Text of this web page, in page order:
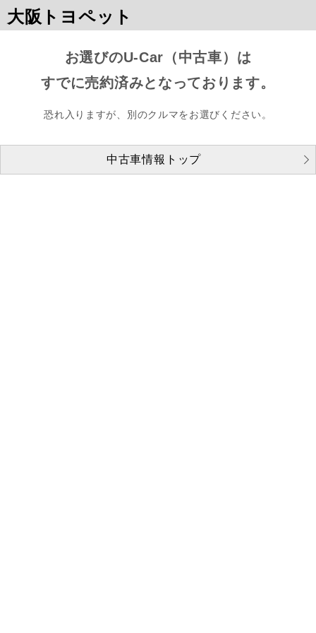
大阪トヨペット
お選びのU-Car（中古車）は
すでに売約済みとなっております。
恐れ入りますが、別のクルマをお選びください。
中古車情報トップ